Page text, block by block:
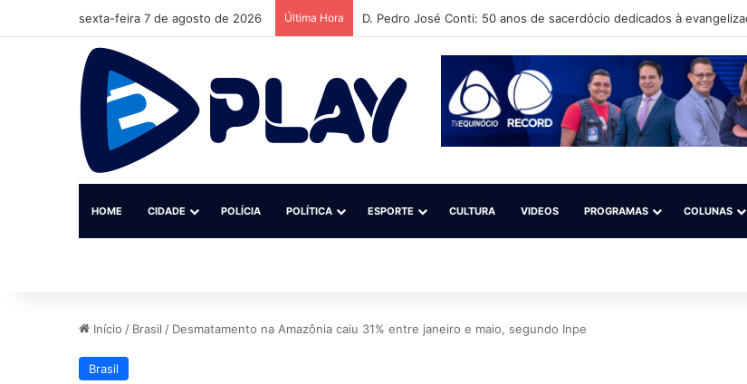
sexta-feira 7 de agosto de 2026 Última Hora D. Pedro José Conti: 50 anos de sacerdócio dedicados à
HOME CIDADE POLÍCIA POLÍTICA ESPORTE CULTURA VIDEOS PROGRAMAS COLUNAS
Início / Brasil / Desmatamento na Amazônia caiu 31% entre janeiro e maio, segundo Inpe
Brasil